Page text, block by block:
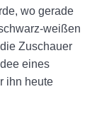
wo gerade
weißen
Zuschauer
eines
ihn heute